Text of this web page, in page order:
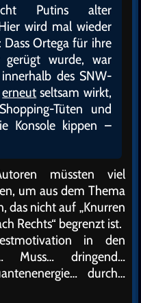
Putins alter
wird mal wieder
Dass Ortega für ihre
gerügt wurde, war
des SNW-
erneut seltsam wirkt,
Tüten und
Konsole kippen –
müssten viel
um aus dem Thema
das nicht auf „Knurren
Rechts“ begrenzt ist.
in den
Muss… dringend…
durch…